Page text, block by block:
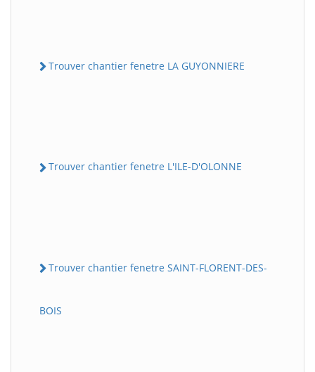
Trouver chantier fenetre LA GUYONNIERE
Trouver chantier fenetre L'ILE-D'OLONNE
Trouver chantier fenetre SAINT-FLORENT-DES-
BOIS